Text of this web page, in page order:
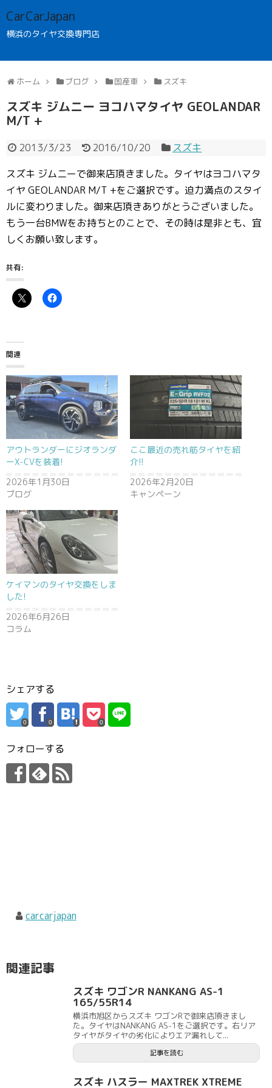
CarCarJapan
横浜のタイヤ交換専門店
ホーム ブログ 国産車 スズキ
スズキ ジムニー ヨコハマタイヤ GEOLANDAR
M/T +
2013/3/23 2016/10/20
スズキ
スズキ ジムニーで御来店頂きました。タイヤはヨコハマタ
イヤ GEOLANDAR M/T +をご選択です。迫力満点のスタイ
ルに変わりました。御来店頂きありがとうございました。
もう一台BMWをお持ちとのことで、その時は是非とも、宜
しくお願い致します。
共有:
関連
アウトランダーにジオランダ
ーX-CVを装着!
2026年1月30日
ブログ
ここ最近の売れ筋タイヤを紹
介!!
2026年2月20日
キャンペーン
ケイマンのタイヤ交換をしま
した!
2026年6月26日
コラム
シェアする
0 0 0
フォローする
carcarjapan
関連記事
スズキ ワゴンR NANKANG AS-1
165/55R14
横浜市旭区からスズキ ワゴンRで御来店頂きまし
た。タイヤはNANKANG AS-1をご選択です。右リア
タイヤがタイヤの劣化によりエア漏れして...
記事を読む
スズキ ハスラー MAXTREK XTREME